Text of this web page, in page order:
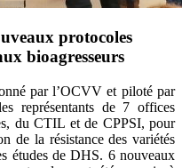
protocoles
bioagresseurs
par l’OCVVet piloté par
représentants de 7 offices
du CTIL et de CPPSI, pour
de la résistance des variétés
études de DHS. 6 nouveaux